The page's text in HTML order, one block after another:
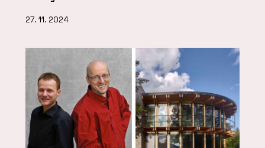
27. 11. 2024